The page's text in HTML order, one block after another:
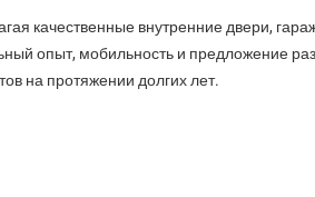
качественные внутренние двери,
опыт, мобильность и предложение
на протяжении долгих лет.